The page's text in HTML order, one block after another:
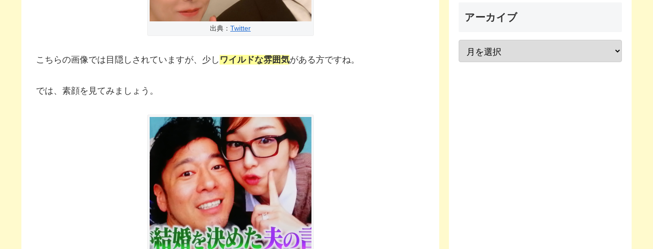
出典： Twitter
こちらの画像では目隠しされていますが、少し ワイルドな雰囲気がある方ですね。
では、素顔を見てみましょう。
アーカイブ